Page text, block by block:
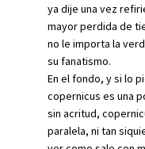
ya dije una vez
mayor perdida de
no le importa la
su fanatismo.
En el fondo, y si lo
copernicus es una
sin acritud,
paralela, ni tan